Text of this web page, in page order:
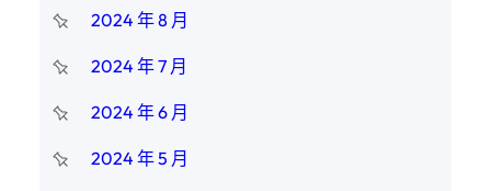
2024 年 8 月
2024 年 7 月
2024 年 6 月
2024 年 5 月